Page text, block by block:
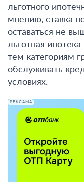
льготного
мнению, ставка
оставаться не
льготная
тем категориям
обслуживать
условиях.
РЕКЛАМА